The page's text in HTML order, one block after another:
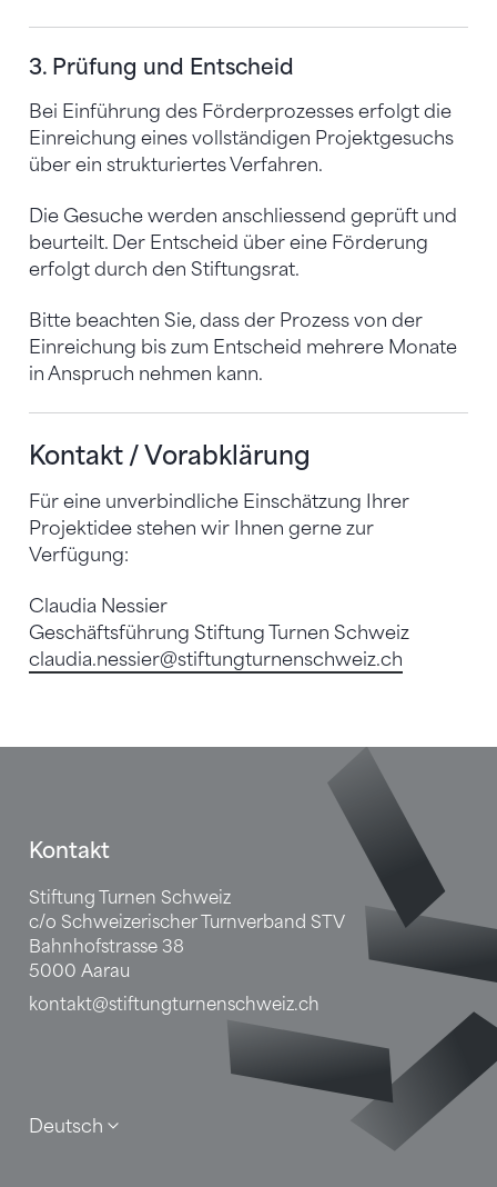
3. Prüfung und Entscheid
Bei Einführung des Förderprozesses erfolgt die
Einreichung eines vollständigen Projektgesuchs
über ein strukturiertes Verfahren.
Die Gesuche werden anschliessend geprüft und
beurteilt. Der Entscheid über eine Förderung
erfolgt durch den Stiftungsrat.
Bitte beachten Sie, dass der Prozess von der
Einreichung bis zum Entscheid mehrere Monate
in Anspruch nehmen kann.
Kontakt / Vorabklärung
Für eine unverbindliche Einschätzung Ihrer
Projektidee stehen wir Ihnen gerne zur
Verfügung:
Claudia Nessier
Geschäftsführung Stiftung Turnen Schweiz
claudia.nessier@stiftungturnenschweiz.ch
Fusszeile
Kontakt
Stiftung Turnen Schweiz
c/o Schweizerischer Turnverband STV
Bahnhofstrasse 38
5000 Aarau
kontakt@stiftungturnenschweiz.ch
Deutsch